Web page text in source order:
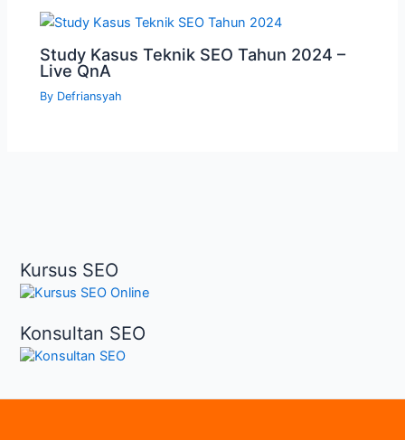
Study Kasus Teknik SEO Tahun 2024 –
Live QnA
By Defriansyah
Kursus SEO
Konsultan SEO